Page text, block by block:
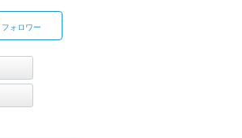
フォロワー